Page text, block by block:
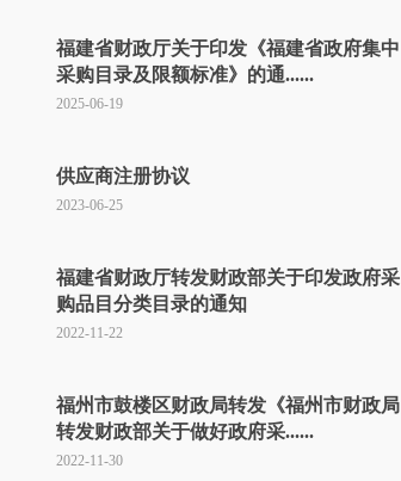
福建省财政厅关于印发《福建省政府集中
采购目录及限额标准》的通......
2025-06-19
供应商注册协议
2023-06-25
福建省财政厅转发财政部关于印发政府采
购品目分类目录的通知
2022-11-22
福州市鼓楼区财政局转发《福州市财政局
转发财政部关于做好政府采......
2022-11-30